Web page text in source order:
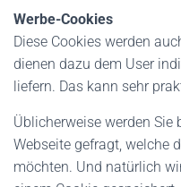
Werbe-Cookies
Diese Cookies werden
dienen dazu dem User
liefern. Das kann sehr
Üblicherweise werden
Webseite gefragt, welche
möchten. Und natürlich